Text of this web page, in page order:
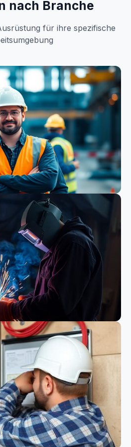
nach Branche
für ihre spezifische